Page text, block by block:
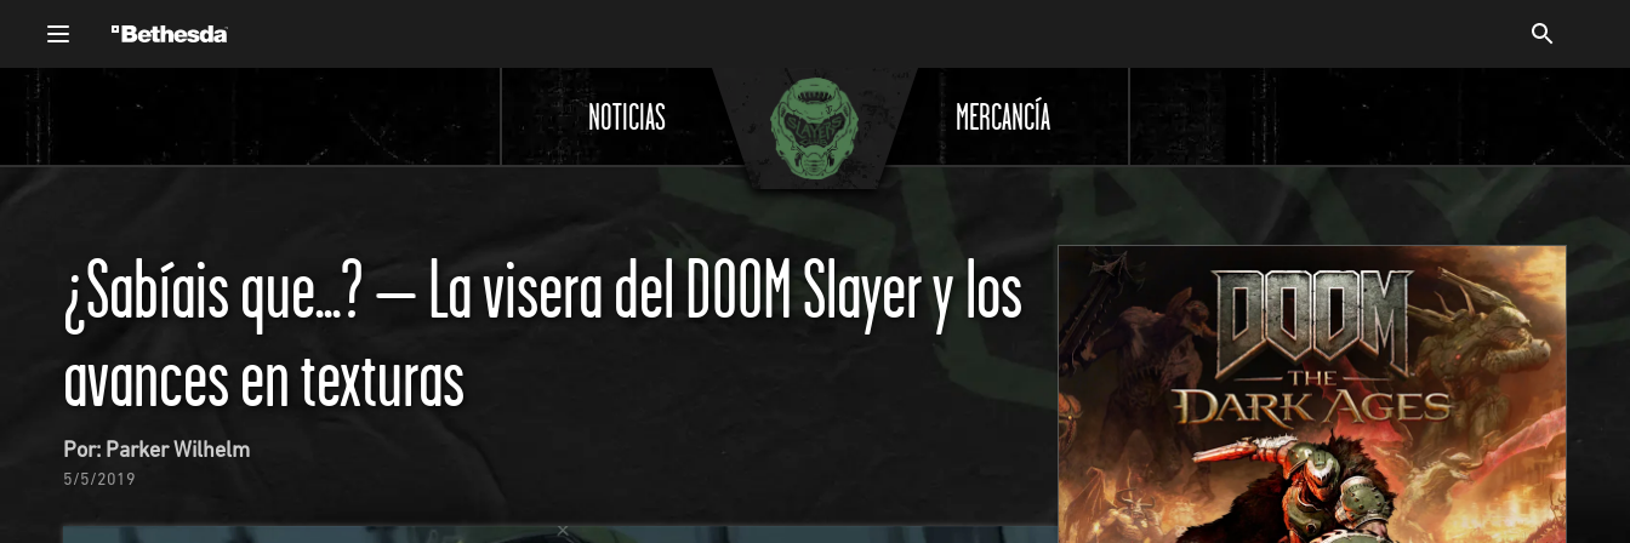
NOTICIAS MERCANCÍA
¿Sabíais que...? – La visera del DOOM Slayer y los
avances en texturas
Por: Parker Wilhelm
5/5/2019